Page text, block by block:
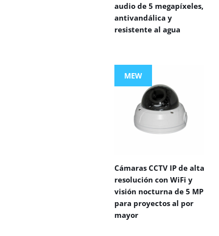
audio de 5 megapíxeles,
antivandálica y
resistente al agua
MEW
Cámaras CCTV IP de alta
resolución con WiFi y
visión nocturna de 5 MP
para proyectos al por
mayor